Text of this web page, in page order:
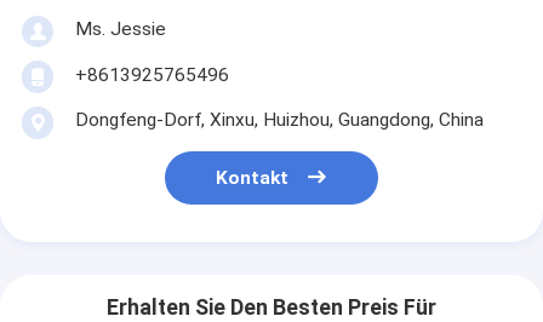
Ms. Jessie
+8613925765496
Dongfeng-Dorf, Xinxu, Huizhou, Guangdong, China
Kontakt
Erhalten Sie Den Besten Preis Für